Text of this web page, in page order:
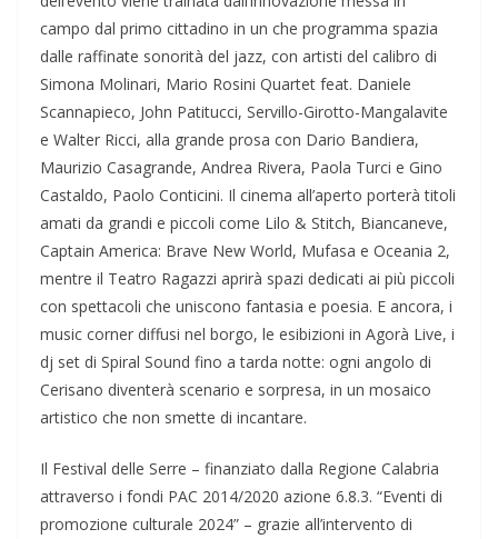
campo dal primo cittadino in un che programma spazia
dalle raffinate sonorità del jazz, con artisti del calibro di
Simona Molinari, Mario Rosini Quartet feat. Daniele
Scannapieco, John Patitucci, Servillo-Girotto-Mangalavite
e Walter Ricci, alla grande prosa con Dario Bandiera,
Maurizio Casagrande, Andrea Rivera, Paola Turci e Gino
Castaldo, Paolo Conticini. Il cinema all’aperto porterà titoli
amati da grandi e piccoli come Lilo & Stitch, Biancaneve,
Captain America: Brave New World, Mufasa e Oceania 2,
mentre il Teatro Ragazzi aprirà spazi dedicati ai più piccoli
con spettacoli che uniscono fantasia e poesia. E ancora, i
music corner diffusi nel borgo, le esibizioni in Agorà Live, i
dj set di Spiral Sound fino a tarda notte: ogni angolo di
Cerisano diventerà scenario e sorpresa, in un mosaico
artistico che non smette di incantare.
Il Festival delle Serre – finanziato dalla Regione Calabria
attraverso i fondi PAC 2014/2020 azione 6.8.3. “Eventi di
promozione culturale 2024” – grazie all’intervento di